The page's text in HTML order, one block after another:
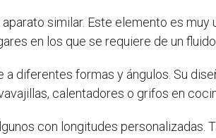
similar. Este elemento es muy
en los que se requiere de un
diferentes formas y ángulos. Su
calentadores o grifos en
con longitudes personalizadas.